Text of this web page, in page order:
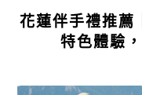
花蓮伴手禮推薦
特色體驗